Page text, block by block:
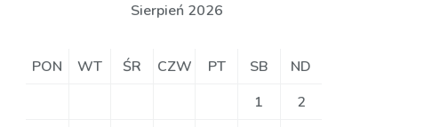
Sierpień 2026
PON WT ŚR CZW PT SB
ND
1
2